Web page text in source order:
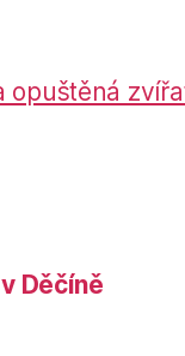
opuštěná
Děčíně